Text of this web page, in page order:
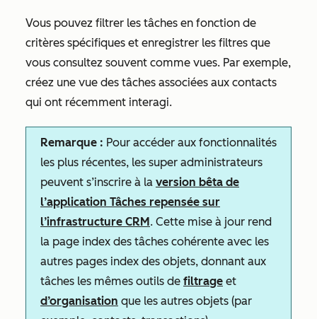
Vous pouvez filtrer les tâches en fonction de
critères spécifiques et enregistrer les filtres que
vous consultez souvent comme vues. Par exemple,
créez une vue des tâches associées aux contacts
qui ont récemment interagi.
Remarque : Pour accéder aux fonctionnalités
les plus récentes, les super administrateurs
peuvent s’inscrire à la version bêta de
l’application Tâches repensée sur
l’infrastructure CRM. Cette mise à jour rend
la page index des tâches cohérente avec les
autres pages index des objets, donnant aux
tâches les mêmes outils de filtrage et
d’organisation que les autres objets (par